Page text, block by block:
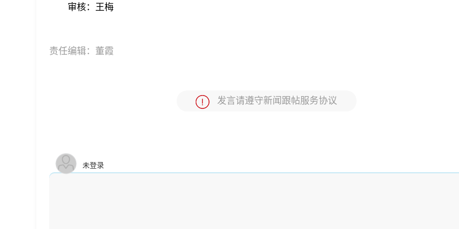
审核：王梅
责任编辑： 董霞
发言请遵守新闻跟帖服务协议
未登录